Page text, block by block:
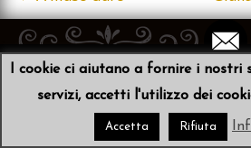
navigation
I cookie ci aiutano a fornire i nostri
servizi, accetti l'utilizzo dei
Accetta Rifiuta